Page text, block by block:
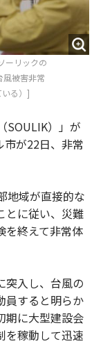
ーリックの
風被害非常
る）]
SOULIK）」が
市が22日、非常
地域が直接的な
とに従い、災難
を終えて非常体
突入し、台風の
員すると明らか
期に大型建設会
を稼動して迅速